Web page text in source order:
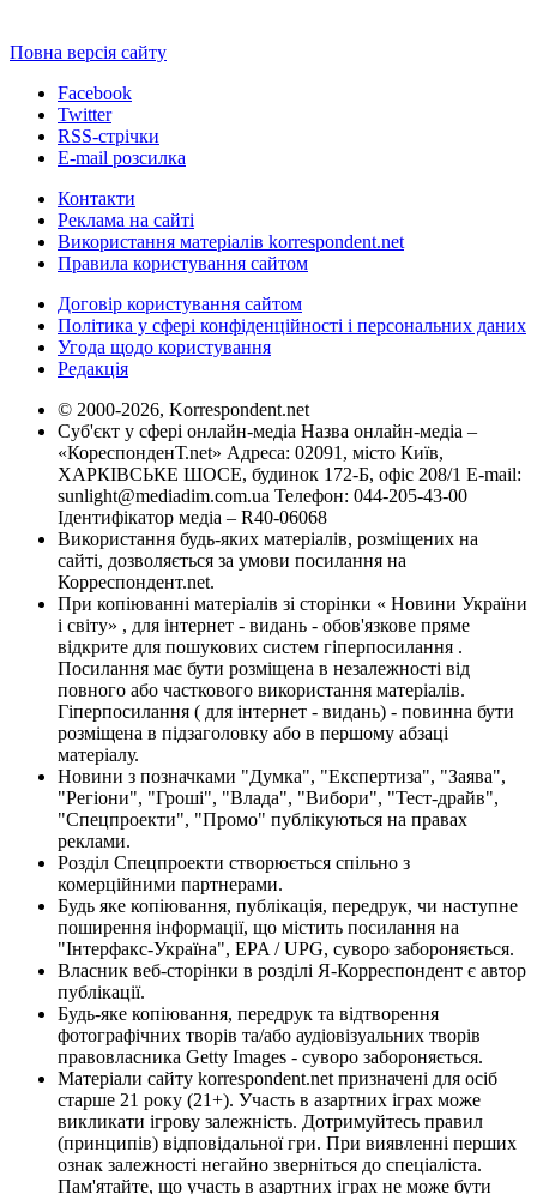
Повна версія сайту
Facebook
Twitter
RSS-стрічки
E-mail розсилка
Контакти
Реклама на сайті
Використання матеріалів korrespondent.net
Правила користування сайтом
Договір користування сайтом
Політика у сфері конфіденційності і персональних даних
Угода щодо користування
Редакція
© 2000-2026, Korrespondent.net
Суб'єкт у сфері онлайн-медіа Назва онлайн-медіа –
«КореспонденТ.net» Адреса: 02091, місто Київ,
ХАРКІВСЬКЕ ШОСЕ, будинок 172-Б, офіс 208/1 E-mail:
sunlight@mediadim.com.ua Телефон: 044-205-43-00
Ідентифікатор медіа – R40-06068
Використання будь-яких матеріалів, розміщених на
сайті, дозволяється за умови посилання на
Корреспондент.net.
При копіюванні матеріалів зі сторінки « Новини України
і світу» , для інтернет - видань - обов'язкове пряме
відкрите для пошукових систем гіперпосилання .
Посилання має бути розміщена в незалежності від
повного або часткового використання матеріалів.
Гіперпосилання ( для інтернет - видань) - повинна бути
розміщена в підзаголовку або в першому абзаці
матеріалу.
Новини з позначками "Думка", "Експертиза", "Заява",
"Регіони", "Гроші", "Влада", "Вибори", "Тест-драйв",
"Спецпроекти", "Промо" публікуються на правах
реклами.
Розділ Спецпроекти створюється спільно з
комерційними партнерами.
Будь яке копіювання, публікація, передрук, чи наступне
поширення інформації, що містить посилання на
"Інтерфакс-Україна", EPA / UPG, суворо забороняється.
Власник веб-сторінки в розділі Я-Корреспондент є автор
публікації.
Будь-яке копіювання, передрук та відтворення
фотографічних творів та/або аудіовізуальних творів
правовласника Getty Images - суворо забороняється.
Матеріали сайту korrespondent.net призначені для осіб
старше 21 року (21+). Участь в азартних іграх може
викликати ігрову залежність. Дотримуйтесь правил
(принципів) відповідальної гри. При виявленні перших
ознак залежності негайно зверніться до спеціаліста.
Пам'ятайте, що участь в азартних іграх не може бути